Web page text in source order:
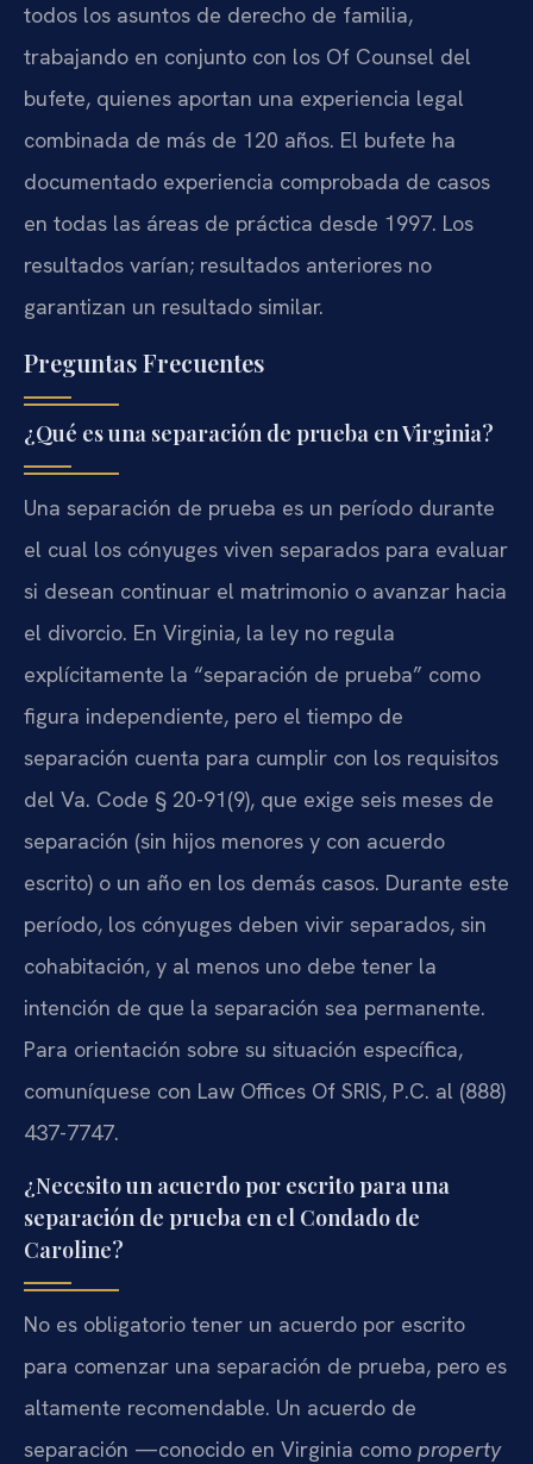
todos los asuntos de derecho de familia,
trabajando en conjunto con los Of Counsel del
bufete, quienes aportan una experiencia legal
combinada de más de 120 años. El bufete ha
documentado experiencia comprobada de casos
en todas las áreas de práctica desde 1997. Los
resultados varían; resultados anteriores no
garantizan un resultado similar.
Preguntas Frecuentes
¿Qué es una separación de prueba en Virginia?
Una separación de prueba es un período durante
el cual los cónyuges viven separados para evaluar
si desean continuar el matrimonio o avanzar hacia
el divorcio. En Virginia, la ley no regula
explícitamente la “separación de prueba” como
figura independiente, pero el tiempo de
separación cuenta para cumplir con los requisitos
del Va. Code § 20-91(9), que exige seis meses de
separación (sin hijos menores y con acuerdo
escrito) o un año en los demás casos. Durante este
período, los cónyuges deben vivir separados, sin
cohabitación, y al menos uno debe tener la
intención de que la separación sea permanente.
Para orientación sobre su situación específica,
comuníquese con Law Offices Of SRIS, P.C. al (888)
437-7747.
¿Necesito un acuerdo por escrito para una
separación de prueba en el Condado de
Caroline?
No es obligatorio tener un acuerdo por escrito
para comenzar una separación de prueba, pero es
altamente recomendable. Un acuerdo de
separación —conocido en Virginia como property